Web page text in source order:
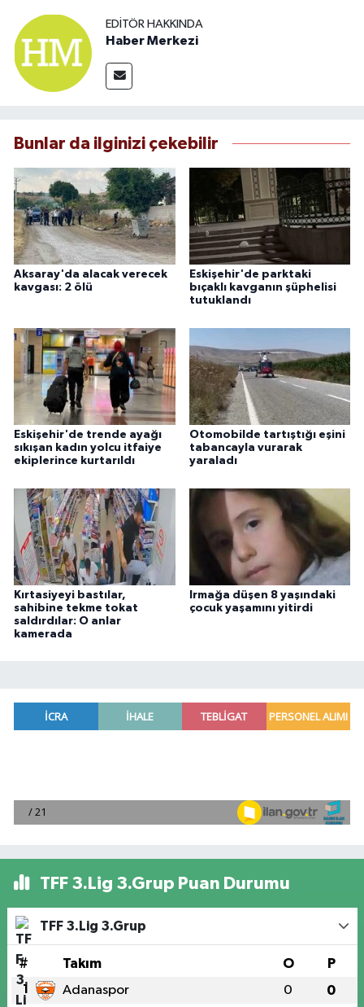
EDITÖR HAKKINDA
Haber Merkezi
Bunlar da ilginizi çekebilir
Aksaray'da alacak verecek
kavgası: 2 ölü
Eskişehir'de parktaki
bıçaklı kavganın şüphelisi
tutuklandı
Eskişehir'de trende ayağı
sıkışan kadın yolcu itfaiye
ekiplerince kurtarıldı
Otomobilde tartıştığı eşini
tabancayla vurarak
yaraladı
Kırtasiyeyi bastılar,
sahibine tekme tokat
saldırdılar: O anlar
kamerada
Irmağa düşen 8 yaşındaki
çocuk yaşamını yitirdi
TFF 3.Lig 3.Grup Puan Durumu
TFF 3.Lig 3.Grup
# Takım O P
1 Adanaspor 0 0